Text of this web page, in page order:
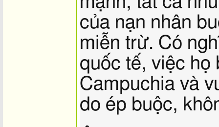
của nạn nhân
miễn trừ. Có
quốc tế, việc họ
Campuchia và
do ép buộc,